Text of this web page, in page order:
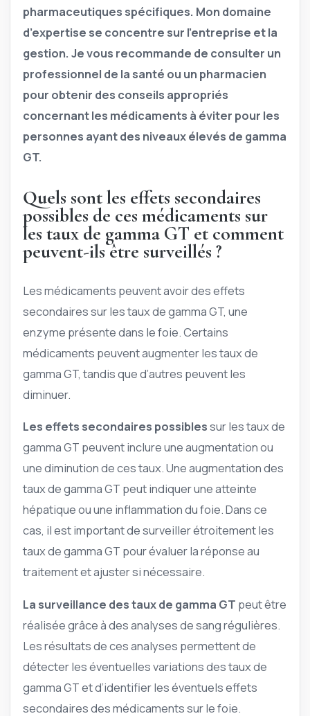
pharmaceutiques spécifiques. Mon domaine
d’expertise se concentre sur l’entreprise et la
gestion. Je vous recommande de consulter un
professionnel de la santé ou un pharmacien
pour obtenir des conseils appropriés
concernant les médicaments à éviter pour les
personnes ayant des niveaux élevés de gamma
GT.
Quels sont les effets secondaires
possibles de ces médicaments sur
les taux de gamma GT et comment
peuvent-ils être surveillés ?
Les médicaments peuvent avoir des effets
secondaires sur les taux de gamma GT, une
enzyme présente dans le foie. Certains
médicaments peuvent augmenter les taux de
gamma GT, tandis que d’autres peuvent les
diminuer.
Les effets secondaires possiblessur les taux de
gamma GT peuvent inclure une augmentation ou
une diminution de ces taux. Une augmentation des
taux de gamma GT peut indiquer une atteinte
hépatique ou une inflammation du foie. Dans ce
cas, il est important de surveiller étroitement les
taux de gamma GT pour évaluer la réponse au
traitement et ajuster si nécessaire.
La surveillance des taux de gamma GT peut être
réalisée grâce à des analyses de sang régulières.
Les résultats de ces analyses permettent de
détecter les éventuelles variations des taux de
gamma GT et d’identifier les éventuels effets
secondaires des médicaments sur le foie.